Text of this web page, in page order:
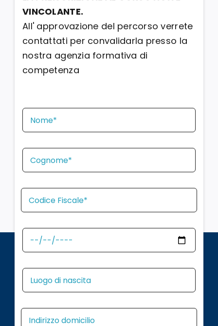
VINCOLANTE.
All' approvazione del percorso verrete
contattati per convalidarla presso la
nostra agenzia formativa di
competenza